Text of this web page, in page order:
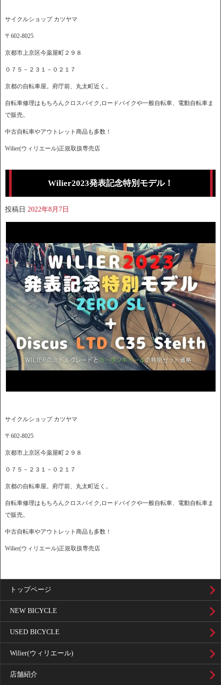
サイクルショップ カツヤマ
〒602-8025
京都市上京区今薬屋町２９８
０７５－２３１－０２１７
京都の自転車屋。府庁前、丸太町近く。
自転車修理はもちろんクロスバイク,ロードバイクや一般自転車、電動自転車ま
で販売。
中古自転車やアウトレット商品も多数！
Wilier(ウィリエール)正規取扱専売店
Wilier2023発表記念特別モデル！
投稿日 2022年8月7日
サイクルショップ カツヤマ
〒602-8025
京都市上京区今薬屋町２９８
０７５－２３１－０２１７
京都の自転車屋。府庁前、丸太町近く。
自転車修理はもちろんクロスバイク,ロードバイクや一般自転車、電動自転車ま
で販売。
中古自転車やアウトレット商品も多数！
Wilier(ウィリエール)正規取扱専売店
トップページ
NEW BICYCLE
USED BICYCLE
Wilier(ウィリエール)
店舗紹介